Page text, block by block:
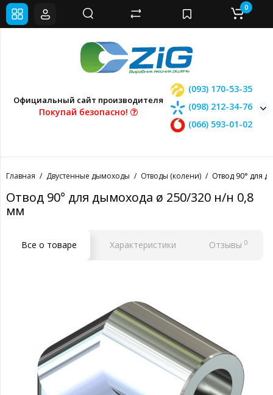
Официальный сайт производителя
Покупай безопасно!
(093) 170-53-35
(098) 212-34-76
(066) 593-01-02
0
Главная Двустенные дымоходы Отводы (колени) Отвод 90° для
Отвод 90° для дымохода ø 250/320 н/н 0,8
мм
Все о товаре Характеристики Отзывы 0